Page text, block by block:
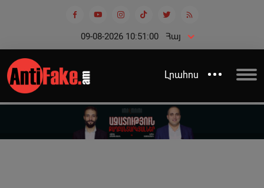
09-08-2026 10:51:01 Հայ
Լրահոս